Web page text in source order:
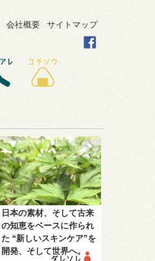
会社概要 サイトマップ
日本の素材、そして古来
の知恵をベースに作られ
た “新しいスキンケア”を
開発、そして世界へ。